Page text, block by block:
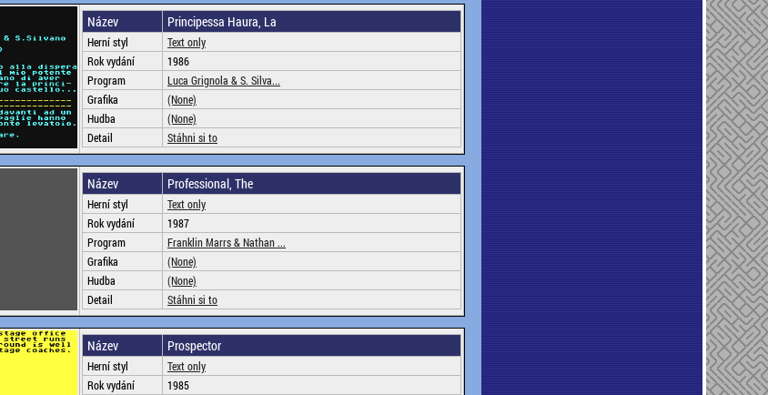
Název Principessa Haura, La
Herní styl
Text only
Rok vydání
1986
Program
Luca Grignola & S. Silva...
Grafika
(None)
Hudba
(None)
Detail
Stáhni si to
Název Professional, The
Herní styl
Text only
Rok vydání
1987
Program
Franklin Marrs & Nathan ...
Grafika
(None)
Hudba
(None)
Detail
Stáhni si to
Název Prospector
Herní styl
Text only
Rok vydání
1985